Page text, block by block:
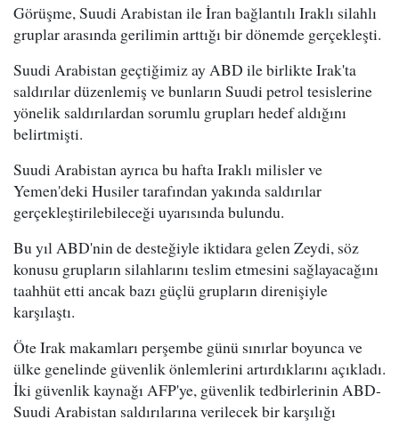
Görüşme, Suudi Arabistan ile İran bağlantılı Iraklı silahlı
gruplar arasında gerilimin arttığı bir dönemde gerçekleşti.
Suudi Arabistan geçtiğimiz ay ABD ile birlikte Irak'ta
saldırılar düzenlemiş ve bunların Suudi petrol tesislerine
yönelik saldırılardan sorumlu grupları hedef aldığını
belirtmişti.
Suudi Arabistan ayrıca bu hafta Iraklı milisler ve
Yemen'deki Husiler tarafından yakında saldırılar
gerçekleştirilebileceği uyarısında bulundu.
Bu yıl ABD'nin de desteğiyle iktidara gelen Zeydi, söz
konusu grupların silahlarını teslim etmesini sağlayacağını
taahhüt etti ancak bazı güçlü grupların direnişiyle
karşılaştı.
Öte Irak makamları perşembe günü sınırlar boyunca ve
ülke genelinde güvenlik önlemlerini artırdıklarını açıkladı.
İki güvenlik kaynağı AFP'ye, güvenlik tedbirlerinin ABD-
Suudi Arabistan saldırılarına verilecek bir karşılığı